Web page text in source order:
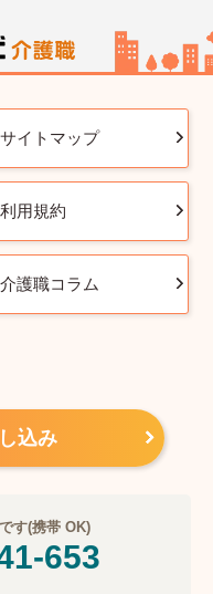
サイトマップ
利用規約
介護職コラム
込み
す(携帯 OK)
653